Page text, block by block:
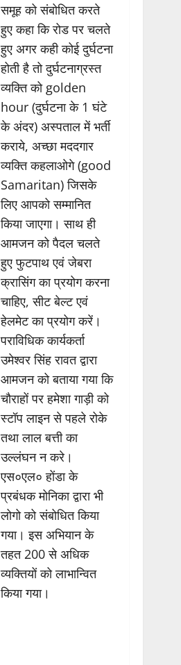
समूह को संबोधित करते
हुए कहा कि रोड पर चलते
हुए अगर कही कोई दुर्घटना
होती है तो दुर्घटनाग्रस्त
व्यक्ति को golden
hour (दुर्घटना के 1 घंटे
के अंदर) अस्पताल में भर्ती
कराये, अच्छा मददगार
व्यक्ति कहलाओगे (good
Samaritan) जिसके
लिए आपको सम्मानित
किया जाएगा। साथ ही
आमजन को पैदल चलते
हुए फुटपाथ एवं जेबरा
क्रासिंग का प्रयोग करना
चाहिए, सीट बेल्ट एवं
हेलमेट का प्रयोग करें।
पराविधिक कार्यकर्ता
उमेश्वर सिंह रावत द्वारा
आमजन को बताया गया कि
चौराहों पर हमेशा गाड़ी को
स्टॉप लाइन से पहले रोके
तथा लाल बत्ती का
उल्लंघन न करे।
एस०एल० होंडा के
प्रबंधक मोनिका द्वारा भी
लोगो को संबोधित किया
गया। इस अभियान के
तहत 200 से अधिक
व्यक्तियों को लाभान्वित
किया गया।